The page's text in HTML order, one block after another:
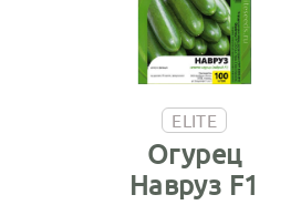
ELITE
Огурец
Навруз F1